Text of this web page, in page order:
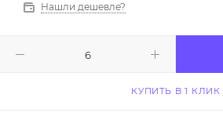
Нашли дешевле?
КУПИТЬ В 1 КЛИК